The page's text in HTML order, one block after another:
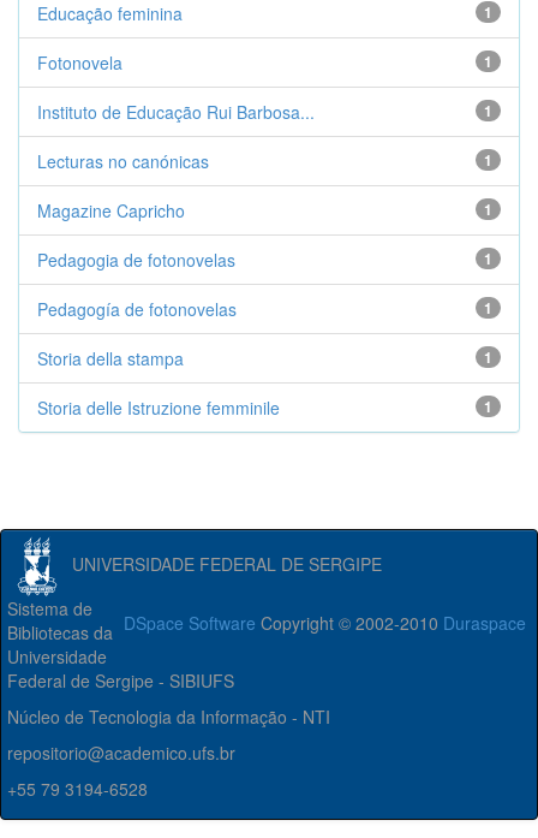
1
Educação feminina
1
Fotonovela
1
Instituto de Educação Rui Barbosa...
1
Lecturas no canónicas
1
Magazine Capricho
1
Pedagogia de fotonovelas
1
Pedagogía de fotonovelas
1
Storia della stampa
1
Storia delle Istruzione femminile
UNIVERSIDADE FEDERAL DE SERGIPE
DSpace Software Copyright © 2002-2010 Duraspace
Sistema de
Bibliotecas da
Universidade
Federal de Sergipe - SIBIUFS
Núcleo de Tecnologia da Informação - NTI
repositorio@academico.ufs.br
+55 79 3194-6528